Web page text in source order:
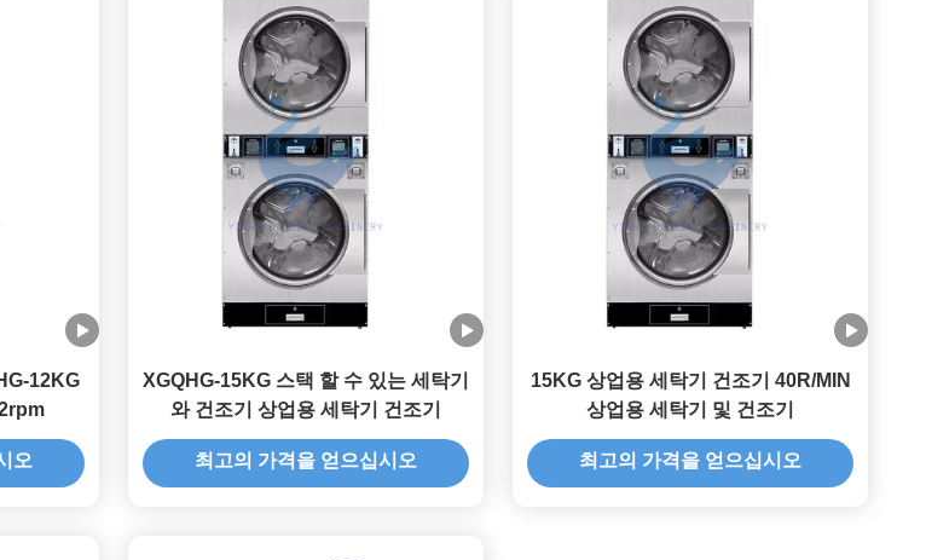
12KG
오
XGQHG-15KG 스택 할 수 있는 세탁기
와 건조기 상업용 세탁기 건조기
최고의 가격을 얻으십시오
15KG 상업용 세탁기 건조기 40R/MIN
상업용 세탁기 및 건조기
최고의 가격을 얻으십시오